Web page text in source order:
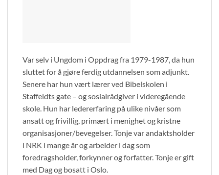
Var selv i Ungdom i Oppdrag fra 1979-1987, da hun
sluttet for å gjøre ferdig utdannelsen som adjunkt.
Senere har hun vært lærer ved Bibelskolen i
Staffeldts gate – og sosialrådgiver i videregående
skole. Hun har ledererfaring på ulike nivåer som
ansatt og frivillig, primært i menighet og kristne
organisasjoner/bevegelser. Tonje var andaktsholder
i NRK i mange år og arbeider i dag som
foredragsholder, forkynner og forfatter. Tonje er gift
med Dag og bosatt i Oslo.